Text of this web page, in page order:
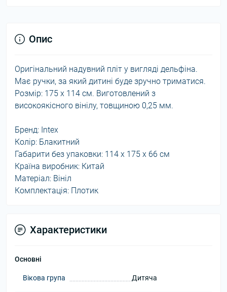
Опис
Оригінальний надувний пліт у вигляді дельфіна.
Має ручки, за який дитині буде зручно триматися.
Розмір: 175 х 114 см. Виготовлений з
високоякісного вінілу, товщиною 0,25 мм.
Бренд: Intex
Колір: Блакитний
Габарити без упаковки: 114 x 175 x 66 см
Країна виробник: Китай
Матеріал: Вініл
Комплектація: Плотик
Характеристики
Основні
Вікова група Дитяча